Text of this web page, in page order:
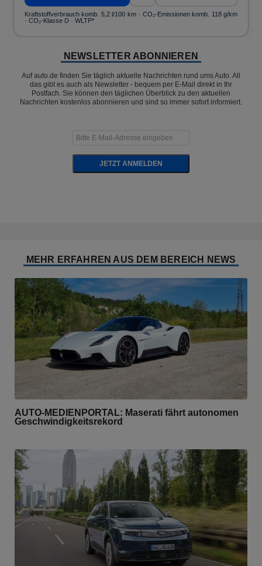
Kraftstoffverbrauch komb. 5,2 l/100 km · CO₂-Emissionen komb. 118 g/km
· CO₂-Klasse D · WLTP*
NEWSLETTER ABONNIEREN
Auf auto.de finden Sie täglich aktuelle Nachrichten rund ums Auto. All
das gibt es auch als Newsletter - bequem per E-Mail direkt in Ihr
Postfach. Sie können den täglichen Überblick zu den aktuellen
Nachrichten kostenlos abonnieren und sind so immer sofort informiert.
JETZT ANMELDEN
MEHR ERFAHREN AUS DEM BEREICH NEWS
AUTO-MEDIENPORTAL: Maserati fährt autonomen
Geschwindigkeitsrekord